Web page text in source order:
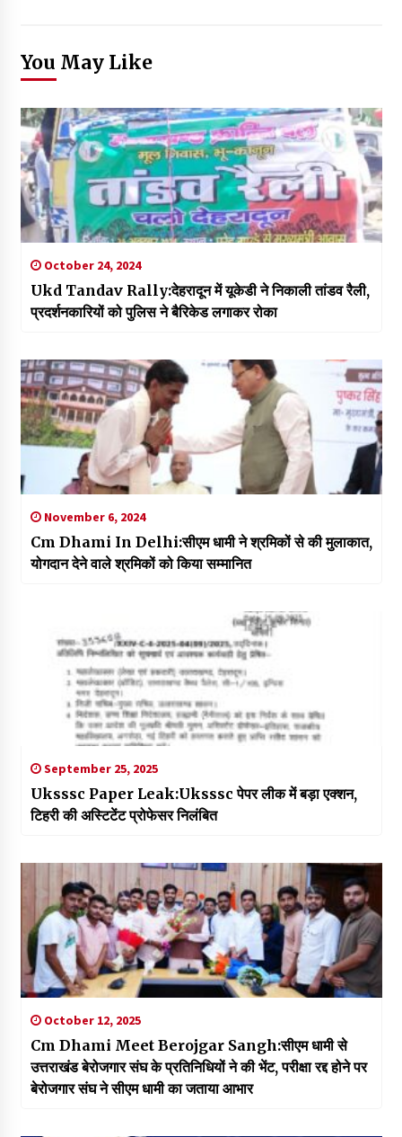
You May Like
October 24, 2024
Ukd Tandav Rally:देहरादून में यूकेडी ने निकाली तांडव रैली,
प्रदर्शनकारियों को पुलिस ने बैरिकेड लगाकर रोका
November 6, 2024
Cm Dhami In Delhi:सीएम धामी ने श्रमिकों से की मुलाकात,
योगदान देने वाले श्रमिकों को किया सम्मानित
September 25, 2025
Uksssc Paper Leak:Uksssc पेपर लीक में बड़ा एक्शन,
टिहरी की अस्टिटेंट प्रोफेसर निलंबित
October 12, 2025
Cm Dhami Meet Berojgar Sangh:सीएम धामी से
उत्तराखंड बेरोजगार संघ के प्रतिनिधियों ने की भेंट, परीक्षा रद्द होने पर
बेरोजगार संघ ने सीएम धामी का जताया आभार